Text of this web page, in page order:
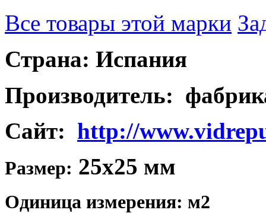
Все товары этой марки
Страна: Испания
Производитель:
Сайт: http://
Размер: 25x25 мм
Одиница измерения: м2